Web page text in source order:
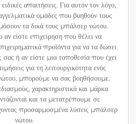
απαιτήσεις. Για αυτόν τον λόγο,
ομάδες που βοηθούν τους
τα δικά τους μπάλσερ νώτου.
είστε επιχείρηση που θέλει να
προϊόντα για να τα δώσει
ή αν είστε μια τοποθεσία που έχει
για τη λειτουργικότητα ενός
μπορούμε να σας βοηθήσουμε.
χαρακτηριστικά και μάρκα
και τα μετατρέπουμε σε
προσαρμοσμένα λύσεις μπάλσερ
νώτου.